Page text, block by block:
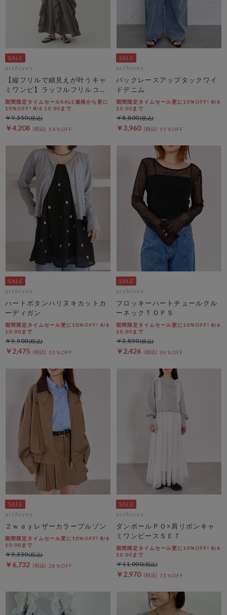
archives
【縦フリルで細見えが叶うキャ
ミワンピ】ラッフルフリルコッ
トン楊柳キャミワンピース
期間限定タイムセールSALE価格から更に
10%OFF! 8/6 10:00まで
￥4,208 54％OFF
￥9,350
archives
バックレースアップタックワイ
ドデニム
期間限定タイムセール更に10%OFF! 8/6
10:00まで
￥3,960 55％OFF
￥8,800
archives
ハートボタンハリヌキカットカ
ーディガン
期間限定タイムセール更に10%OFF! 8/6
10:00まで
￥2,475 55％OFF
￥5,500
archives
フロッキーハートチュールクル
ーネックＴＯＰＳ
期間限定タイムセール更に10%OFF! 8/6
10:00まで
￥2,426 36％OFF
￥3,850
archives
２ｗａｙレザーカラーブルゾン
期間限定タイムセール更に10%OFF! 8/6
10:00まで
￥6,732 28％OFF
￥9,350
archives
ダンボールＰＯ×肩リボンキャ
ミワンピースＳＥＴ
期間限定タイムセール更に10%OFF! 8/6
10:00まで
￥2,970 73％OFF
￥11,000